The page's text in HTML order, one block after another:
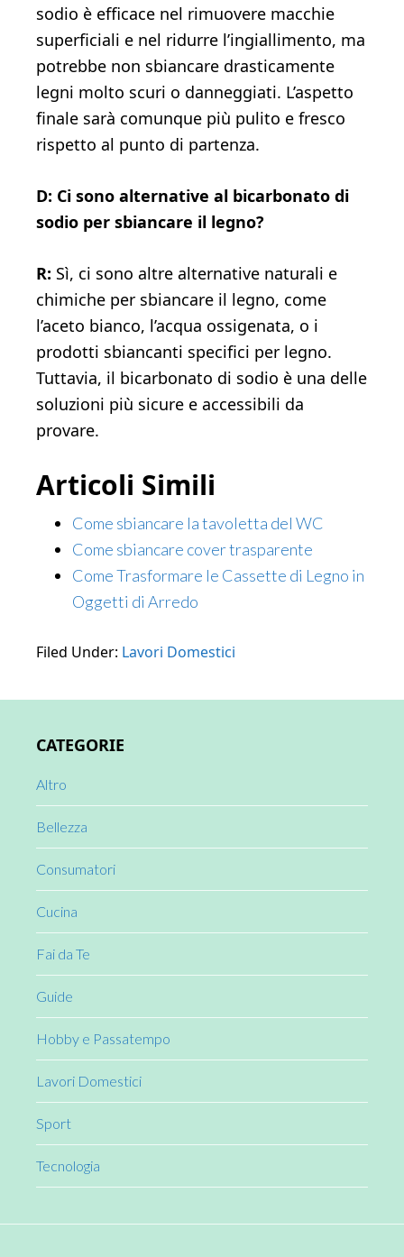
sodio è efficace nel rimuovere macchie
superficiali e nel ridurre l’ingiallimento, ma
potrebbe non sbiancare drasticamente
legni molto scuri o danneggiati. L’aspetto
finale sarà comunque più pulito e fresco
rispetto al punto di partenza.
D: Ci sono alternative al bicarbonato di
sodio per sbiancare il legno?
R: Sì, ci sono altre alternative naturali e
chimiche per sbiancare il legno, come
l’aceto bianco, l’acqua ossigenata, o i
prodotti sbiancanti specifici per legno.
Tuttavia, il bicarbonato di sodio è una delle
soluzioni più sicure e accessibili da
provare.
Articoli Simili
Come sbiancare la tavoletta del WC
Come sbiancare cover trasparente
Come Trasformare le Cassette di Legno in
Oggetti di Arredo
Filed Under: Lavori Domestici
Sidebar
CATEGORIE
Altro
Bellezza
Consumatori
Cucina
Fai da Te
Guide
Hobby e Passatempo
Lavori Domestici
Sport
Tecnologia